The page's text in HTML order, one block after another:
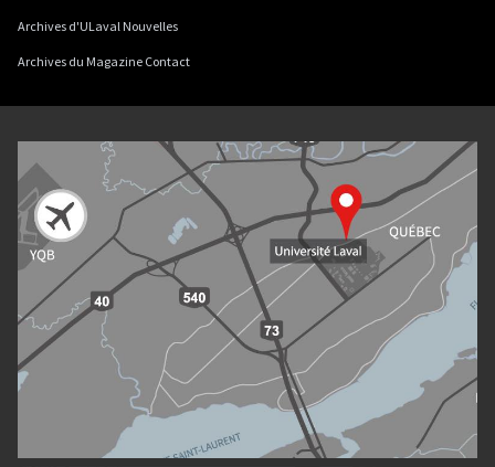
Archives d'ULaval Nouvelles
Archives du Magazine Contact